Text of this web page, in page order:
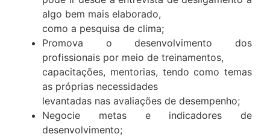
algo bem mais elaborado,
como a pesquisa de clima;
Promova o desenvolvimento dos
profissionais por meio de treinamentos,
capacitações, mentorias, tendo como temas
as próprias necessidades
levantadas nas avaliações de desempenho;
Negocie metas e indicadores de
desenvolvimento;